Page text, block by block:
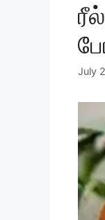
July